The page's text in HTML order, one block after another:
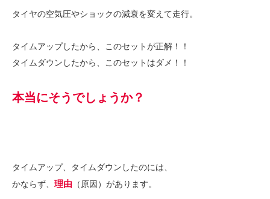
タイヤの空気圧やショックの減衰を変えて走行。
タイムアップしたから、このセットが正解！！
タイムダウンしたから、このセットはダメ！！
本当にそうでしょうか？
タイムアップ、タイムダウンしたのには、
かならず、 理由 （原因）があります。